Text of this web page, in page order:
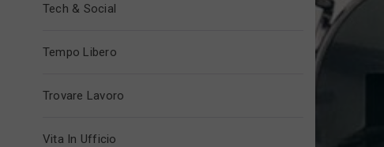
Tech & Social
Tempo Libero
Trovare Lavoro
Vita In Ufficio